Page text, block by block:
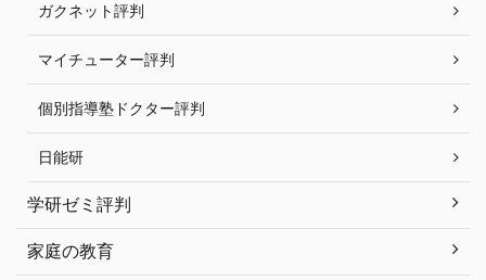
ガクネット評判
マイチューター評判
個別指導塾ドクター評判
日能研
学研ゼミ評判
家庭の教育